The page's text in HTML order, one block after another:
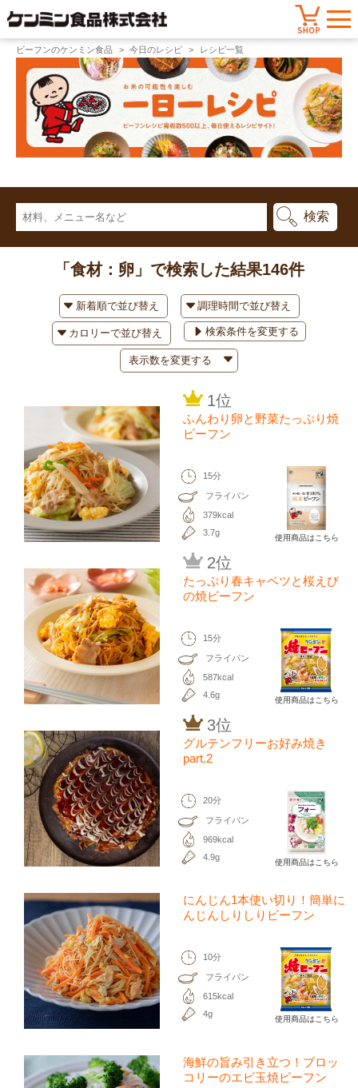
ビーフンのケンミン食品 今日のレシピ レシピ一覧
「食材：卵」で検索した結果146件
検索条件を変更する
1位
ふんわり卵と野菜たっぷり焼
ビーフン
15分
フライパン
379kcal
3.7g
使用商品はこちら
2位
たっぷり春キャベツと桜えび
の焼ビーフン
15分
フライパン
587kcal
4.6g
使用商品はこちら
3位
グルテンフリーお好み焼き
part.2
20分
フライパン
969kcal
4.9g
使用商品はこちら
にんじん1本使い切り！簡単に
んじんしりしりビーフン
10分
フライパン
615kcal
4g
使用商品はこちら
海鮮の旨み引き立つ！ブロッ
コリーのエビ玉焼ビーフン